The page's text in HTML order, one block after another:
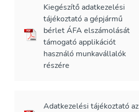
Kiegészítő adatkezelési
tájékoztató a gépjármű
bérlet ÁFA elszámolását
támogató applikációt
használó munkavállalók
részére
Adatkezelési tájékoztató az